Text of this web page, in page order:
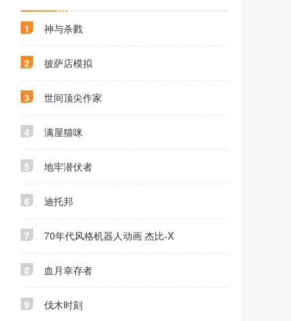
1 神与杀戮
2 披萨店模拟
3 世间顶尖作家
4 满屋猫咪
5 地牢潜伏者
6 迪托邦
7 70年代风格机器人动画 杰比-X
8 血月幸存者
9 伐木时刻